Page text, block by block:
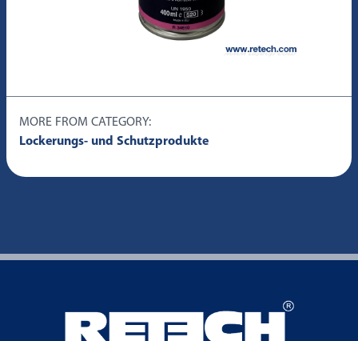
MORE FROM CATEGORY:
Lockerungs- und Schutzprodukte